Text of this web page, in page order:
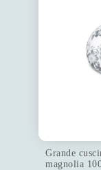
Grande
magnolia